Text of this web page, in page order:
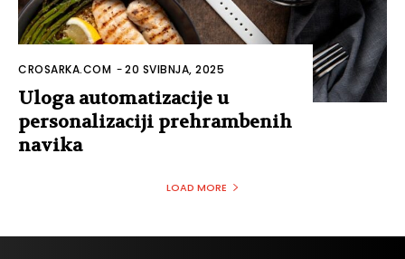
CROSARKA.COM -20 SVIBNJA, 2025
Uloga automatizacije u
personalizaciji prehrambenih
navika
LOAD MORE